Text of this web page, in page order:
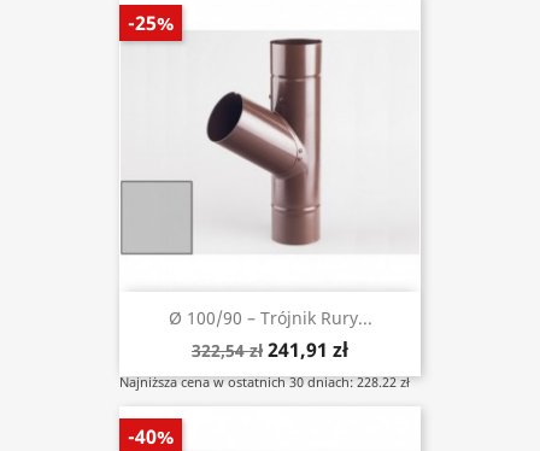
Ø 100/90 – Trójnik Rury...
322,54 zł 241,91 zł
Najniższa cena w ostatnich 30 dniach: 228.22 zł
-25%
-40%